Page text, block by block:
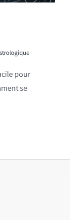
pour
se